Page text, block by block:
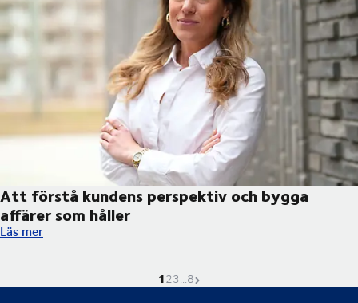
Att förstå kundens perspektiv och bygga
affärer som håller
Att förstå kundens perspektiv och bygga affärer som håller
Läs mer
Nuvarande sida är
1Gå till sidan
2Gå till sidan
3...Gå till sidan
8Nästa sida